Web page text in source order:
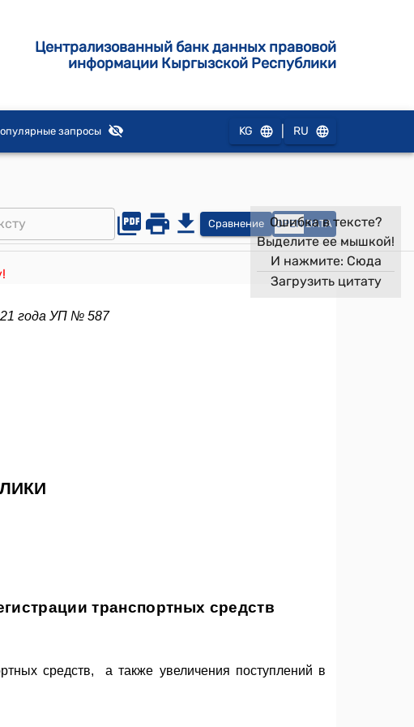
Централизованный банк данных правовой
информации Кыргызской Республики
запросы KG RU
Сравнение OPEN DATA
Ошибка в тексте?
Выделите ее мышкой!
И нажмите: Сюда
Загрузить цитату